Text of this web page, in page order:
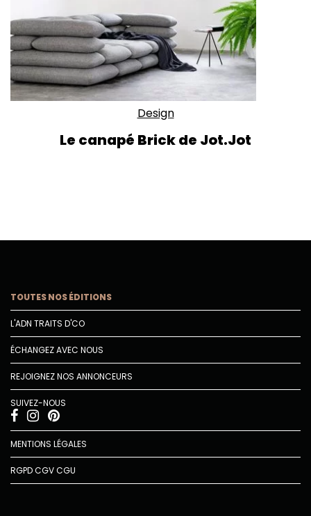
Design
Le canapé Brick de Jot.Jot
TOUTES NOS ÉDITIONS
L'ADN TRAITS D'CO
ÉCHANGEZ AVEC NOUS
REJOIGNEZ NOS ANNONCEURS
SUIVEZ-NOUS
MENTIONS LÉGALES
RGPDCGVCGU